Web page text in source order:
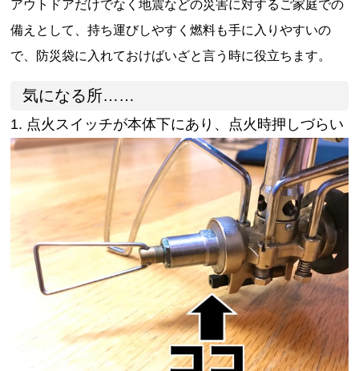
アウトドアだけでなく地震などの災害に対するご家庭での
備えとして、持ち運びしやすく燃料も手に入りやすいの
で、防災袋に入れておけばいざと言う時に役立ちます。
気になる所……
1. 点火スイッチが本体下にあり、点火時押しづらい